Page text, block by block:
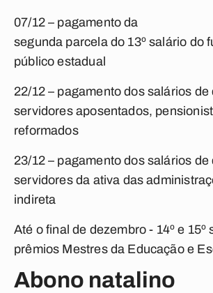
07/12 – pagamento da
segunda parcela do 13º salário do
público estadual
22/12 – pagamento dos salários
servidores aposentados,
reformados
23/12 – pagamento dos salários
servidores da ativa das
indireta
Até o final de dezembro - 14º e 15º
prêmios Mestres da Educação e
Abono natalino